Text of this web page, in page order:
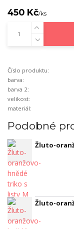
450 Kč/ks
Číslo produktu:
barva:
barva 2:
velikost:
materiál:
Podobné
Žluto-
Žluto-